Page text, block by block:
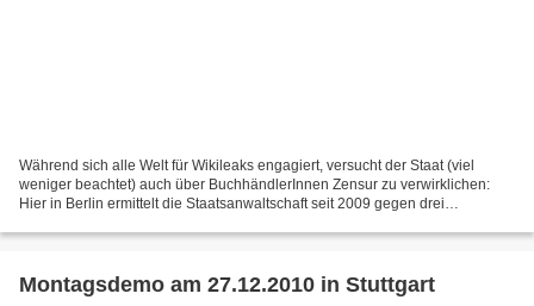
Während sich alle Welt für Wikileaks engagiert, versucht der Staat (viel
weniger beachtet) auch über BuchhändlerInnen Zensur zu verwirklichen:
Hier in Berlin ermittelt die Staatsanwaltschaft seit 2009 gegen drei
Montagsdemo am 27.12.2010 in Stuttgart